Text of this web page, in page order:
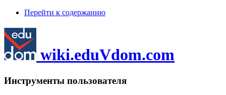
Перейти к содержанию
wiki.eduVdom.com
Инструменты пользователя